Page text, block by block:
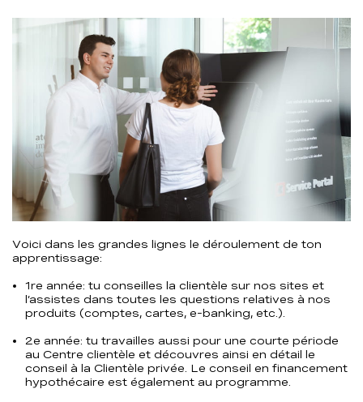
Voici dans les grandes lignes le déroulement de ton
apprentissage:
1re année: tu conseilles la clientèle sur nos sites et
l’assistes dans toutes les questions relatives à nos
produits (comptes, cartes, e-banking, etc.).
2e année: tu travailles aussi pour une courte période
au Centre clientèle et découvres ainsi en détail le
conseil à la Clientèle privée. Le conseil en financement
hypothécaire est également au programme.